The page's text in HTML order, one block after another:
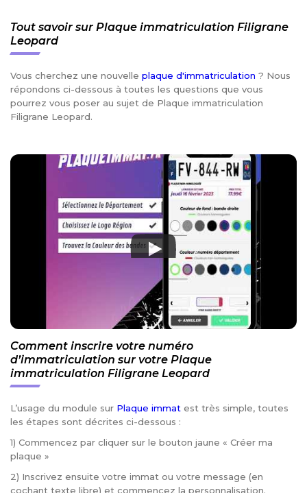
Tout savoir sur Plaque immatriculation Filigrane
Leopard
Vous cherchez une nouvelle plaque d'immatriculation ? Nous
répondons ci-dessous à toutes les questions que vous
pourrez vous poser au sujet de Plaque immatriculation
Filigrane Leopard.
Comment inscrire votre numéro
d’immatriculation sur votre Plaque
immatriculation Filigrane Leopard
L’usage du module sur Plaque immat est très simple, toutes
les étapes sont décrites ci-dessous :
1) Commencez par cliquer sur le bouton jaune « Créer ma
plaque »
2) Inscrivez ensuite votre immat ou votre message (en
cochant texte libre) et commencez la personnalisation.